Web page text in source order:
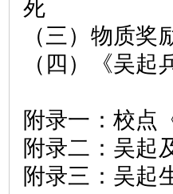
死
（三）物质
（四）《吴
附录一：校点
附录二：吴起
附录三：吴起